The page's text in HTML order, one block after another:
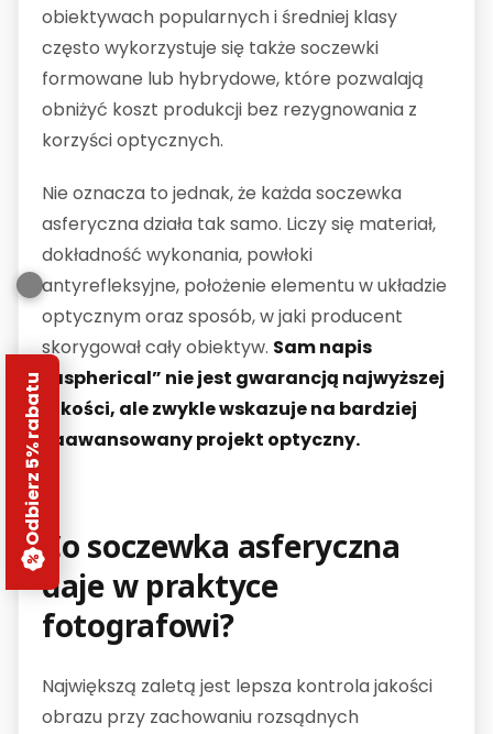
obiektywach popularnych i średniej klasy
często wykorzystuje się także soczewki
formowane lub hybrydowe, które pozwalają
obniżyć koszt produkcji bez rezygnowania z
korzyści optycznych.
Nie oznacza to jednak, że każda soczewka
asferyczna działa tak samo. Liczy się materiał,
dokładność wykonania, powłoki
antyrefleksyjne, położenie elementu w układzie
optycznym oraz sposób, w jaki producent
skorygował cały obiektyw. Sam napis
„aspherical” nie jest gwarancją najwyższej
jakości, ale zwykle wskazuje na bardziej
zaawansowany projekt optyczny.
Co soczewka asferyczna
daje w praktyce
fotografowi?
Największą zaletą jest lepsza kontrola jakości
obrazu przy zachowaniu rozsądnych
Odbierz 5% rabatu